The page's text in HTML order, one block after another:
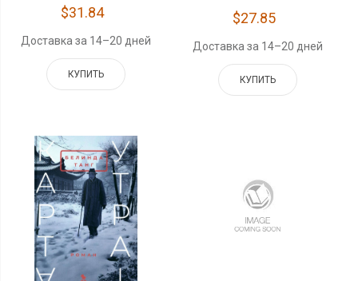
$31.84
Доставка за 14–20 дней
КУПИТЬ
$27.85
Доставка за 14–20 дней
КУПИТЬ